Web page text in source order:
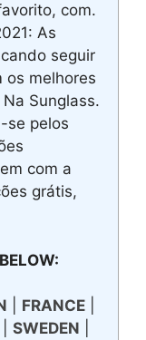
com.
As
seguir
os melhores
Sunglass.
se pelos
com a
grátis,
FRANCE|
SWEDEN